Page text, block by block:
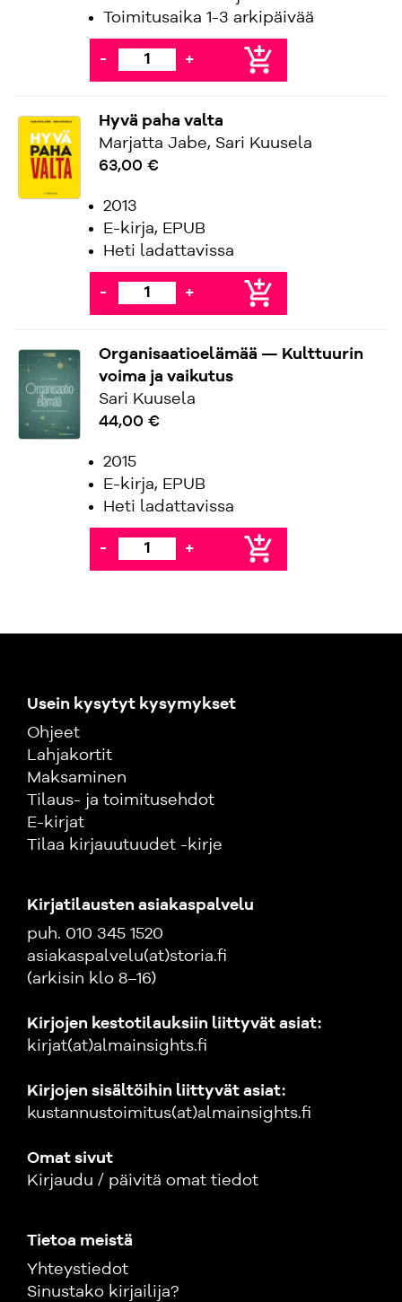
Toimitusaika 1-3 arkipäivää
- + add_shopping_cart
Hyvä paha valta
Marjatta Jabe, Sari Kuusela
63,00 €
2013
E-kirja, EPUB
Heti ladattavissa
- + add_shopping_cart
Organisaatioelämää — Kulttuurin
voima ja vaikutus
Sari Kuusela
44,00 €
2015
E-kirja, EPUB
Heti ladattavissa
- + add_shopping_cart
Usein kysytyt kysymykset
Ohjeet
Lahjakortit
Maksaminen
Tilaus- ja toimitusehdot
E-kirjat
Tilaa kirjauutuudet -kirje
Kirjatilausten asiakaspalvelu
puh. 010 345 1520
asiakaspalvelu(at)storia.fi
(arkisin klo 8–16)
Kirjojen kestotilauksiin liittyvät asiat:
kirjat(at)almainsights.fi
Kirjojen sisältöihin liittyvät asiat:
kustannustoimitus(at)almainsights.fi
Omat sivut
Kirjaudu / päivitä omat tiedot
Tietoa meistä
Yhteystiedot
Sinustako kirjailija?